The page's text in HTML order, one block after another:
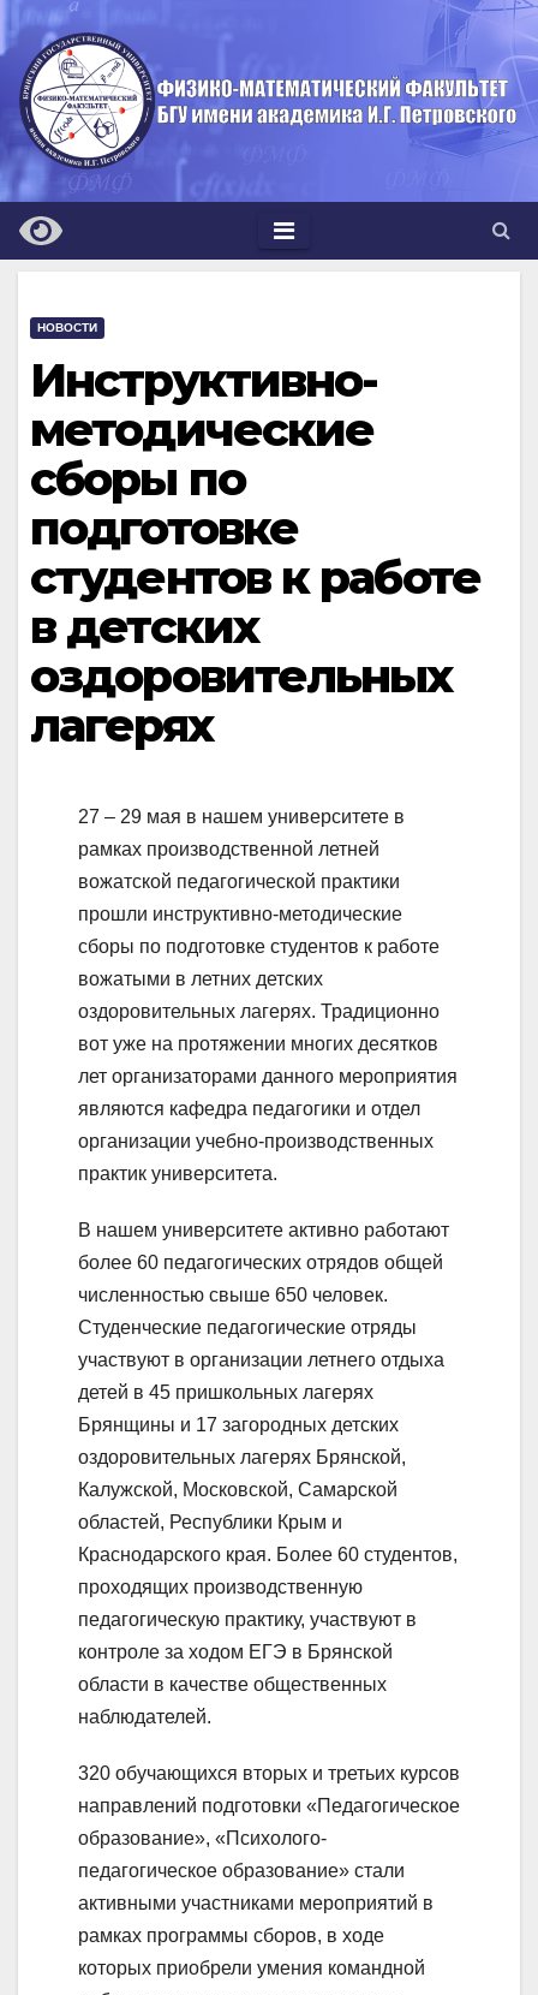
Перейти
к
содержимому
НОВОСТИ
Инструктивно-
методические
сборы по
подготовке
студентов к работе
в детских
оздоровительных
лагерях
27 – 29 мая в нашем университете в
рамках производственной летней
вожатской педагогической практики
прошли инструктивно-методические
сборы по подготовке студентов к работе
вожатыми в летних детских
оздоровительных лагерях. Традиционно
вот уже на протяжении многих десятков
лет организаторами данного мероприятия
являются кафедра педагогики и отдел
организации учебно-производственных
практик университета.
В нашем университете активно работают
более 60 педагогических отрядов общей
численностью свыше 650 человек.
Студенческие педагогические отряды
участвуют в организации летнего отдыха
детей в 45 пришкольных лагерях
Брянщины и 17 загородных детских
оздоровительных лагерях Брянской,
Калужской, Московской, Самарской
областей, Республики Крым и
Краснодарского края. Более 60 студентов,
проходящих производственную
педагогическую практику, участвуют в
контроле за ходом ЕГЭ в Брянской
области в качестве общественных
наблюдателей.
320 обучающихся вторых и третьих курсов
направлений подготовки «Педагогическое
образование», «Психолого-
педагогическое образование» стали
активными участниками мероприятий в
рамках программы сборов, в ходе
которых приобрели умения командной